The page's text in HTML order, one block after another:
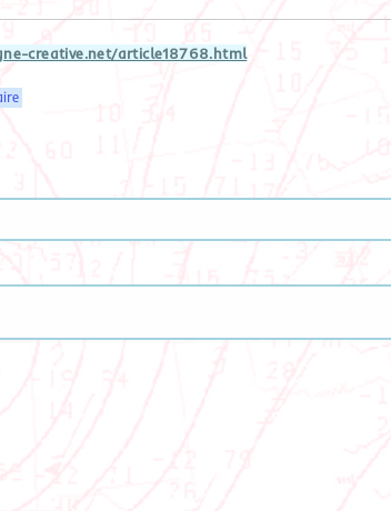
creative.net/article18768.html